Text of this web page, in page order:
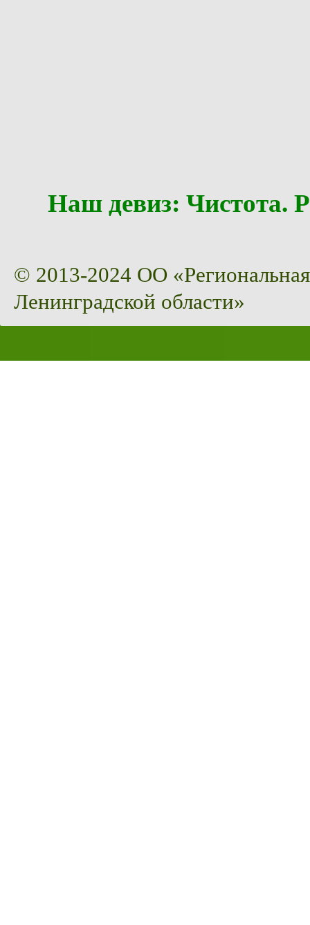
Наш девиз:
© 2013-2024 ОО
Ленинградской области»